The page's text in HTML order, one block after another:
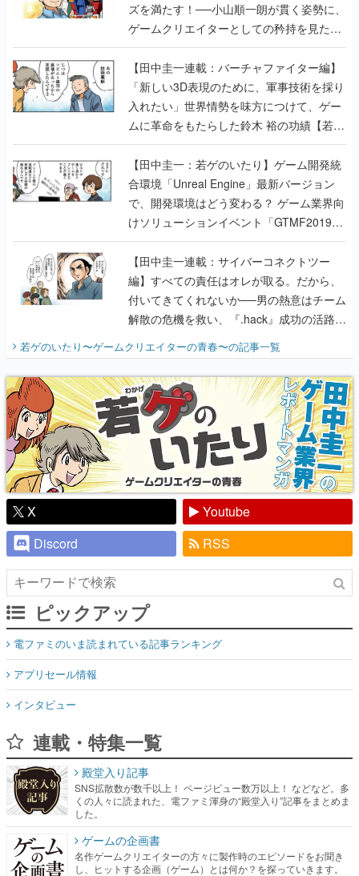
ズを満たす！──小山順一朗が貫く姿勢に、
ゲームクリエイターとしての矜持を見た
【若ゲのいたり最終回】
【田中圭一連載：バーチャファイター編】
「新しい3D表現のために、軍事技術を採り
入れたい」世界情勢を味方につけて、ゲー
ムに革命をもたらした鈴木 裕の功績【若ゲ
のいたり】
【田中圭一：若ゲのいたり】ゲーム開発統
合環境「Unreal Engine」最新バージョン
で、開発環境はどう変わる？ ゲーム業界向
けソリューションイベント「GTMF2019」
に行って、より理解を深めよう【PR】
【田中圭一連載：サイバーコネクトツー
編】すべての責任はオレが取る。だから、
付いてきてくれないか──男の熱意はチーム
解散の危機を救い、『.hack』成功の活路を
開く。業界の快男児・松山 洋に流れる血は
『少年ジャンプ』色だった【若ゲのいた
り】
若ゲのいたり〜ゲームクリエイターの青春〜の記事一覧
X
Youtube
Discord
RSS
ピックアップ
電ファミのいま読まれている記事ランキング
アプリセール情報
インタビュー
連載・特集一覧
殿堂入り記事
SNS拡散数が数千以上！ ページビュー数万以上！ などなど。多
くの人々に読まれた、電ファミ渾身の“殿堂入り”記事をまとめま
した。
ゲームの企画書
名作ゲームクリエイターの方々に製作時のエピソードをお聞き
し、ヒットする企画（ゲーム）とは何か？を探っていきます。